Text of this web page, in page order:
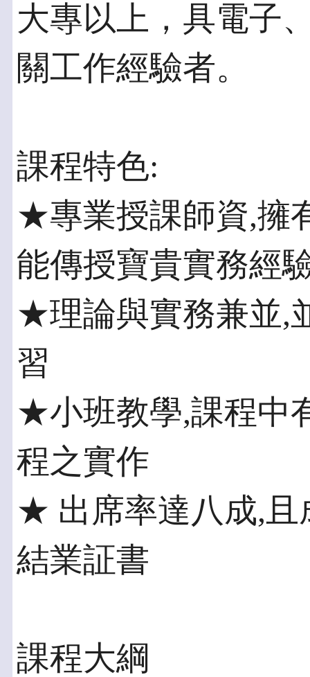
大專以上，具電子
關工作經驗者。
課程特色:
★專業授課師資,擁
能傳授寶貴實務經
★理論與實務兼並,
習
★小班教學,課程中
程之實作
★ 出席率達八成,且
結業証書
課程大綱